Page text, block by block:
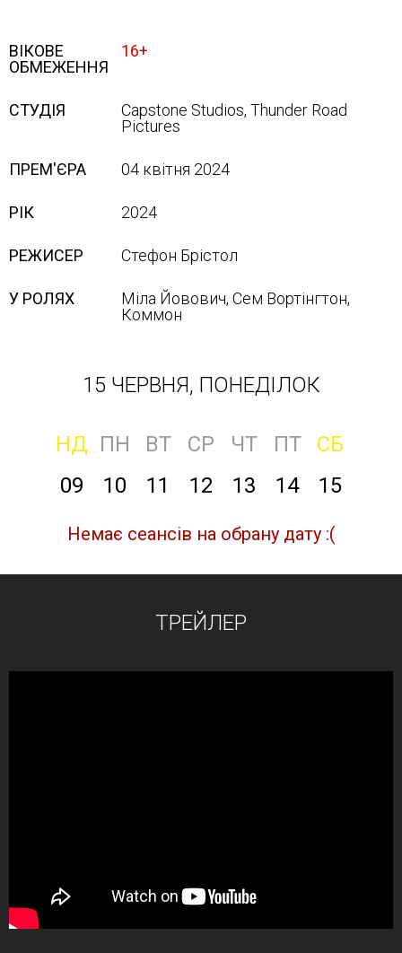
ВІКОВЕ
ОБМЕЖЕННЯ
16+
СТУДІЯ
Capstone Studios, Thunder Road
Pictures
ПРЕМ'ЄРА 04 квітня 2024
РІК 2024
РЕЖИСЕР Стефон Брістол
У РОЛЯХ
Міла Йовович, Сем Вортінгтон,
Кoммoн
15 ЧЕРВНЯ, ПОНЕДІЛОК
НД ПН ВТ СР ЧТ ПТ
СБ
09
10 11 12 13 14 15
Немає сеансів на обрану дату :(
ТРЕЙЛЕР